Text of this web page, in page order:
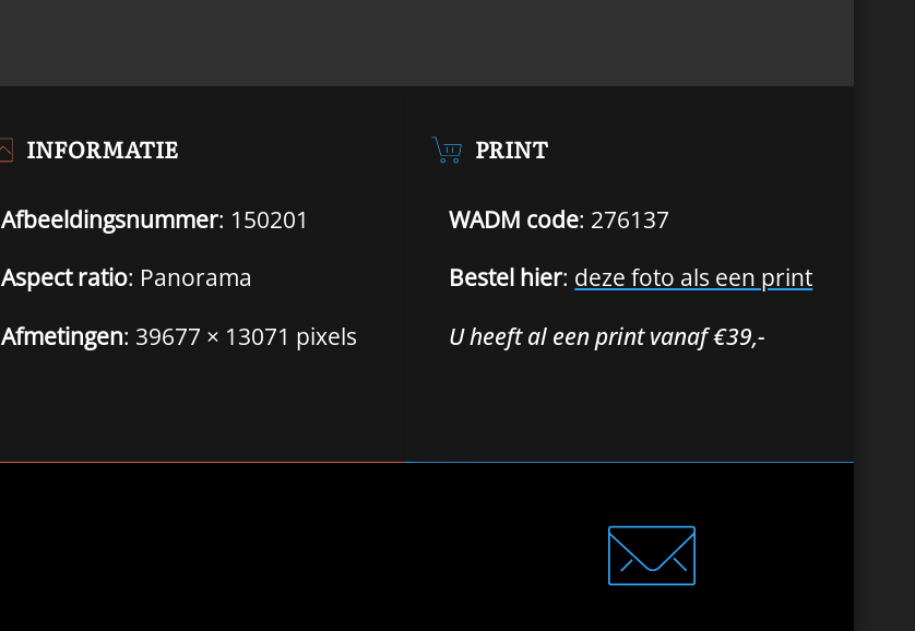
INFORMATIE
Afbeeldingsnummer: 150201
Aspect ratio: Panorama
Afmetingen: 39677 × 13071 pixels
PRINT
WADM code: 276137
Bestel hier: deze foto als een print
U heeft al een print vanaf €39,-